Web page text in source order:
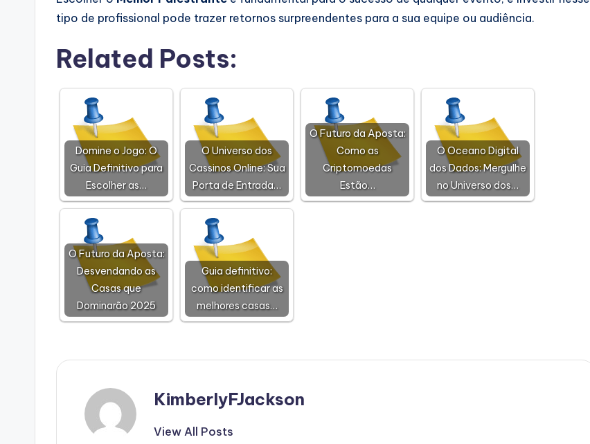
tipo de profissional pode trazer retornos surpreendentes para a sua equipe ou audiência.
Related Posts:
Domine o Jogo: O
Guia Definitivo para
Escolher as…
O Universo dos
Cassinos Online: Sua
Porta de Entrada…
O Futuro da Aposta:
Como as
Criptomoedas
Estão…
O Oceano Digital
dos Dados: Mergulhe
no Universo dos…
O Futuro da Aposta:
Desvendando as
Casas que
Dominarão 2025
Guia definitivo:
como identificar as
melhores casas…
KimberlyFJackson
View All Posts